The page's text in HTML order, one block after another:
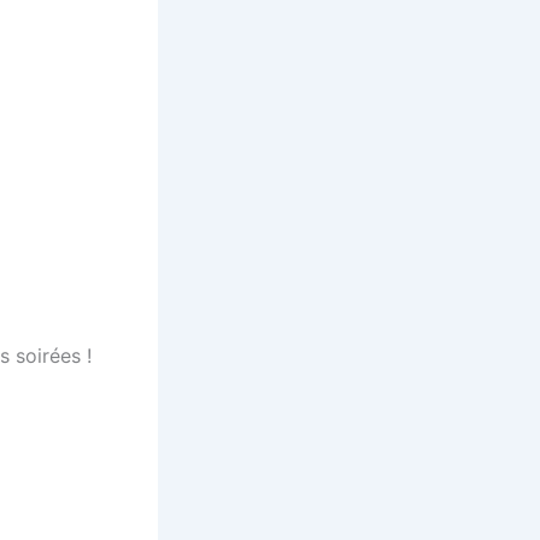
soirées !